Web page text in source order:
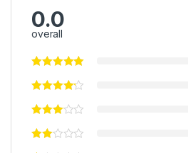
0.0
overall